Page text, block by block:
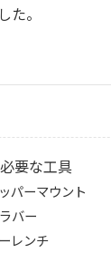
た。
要な工具
パーマウント
バー
レンチ